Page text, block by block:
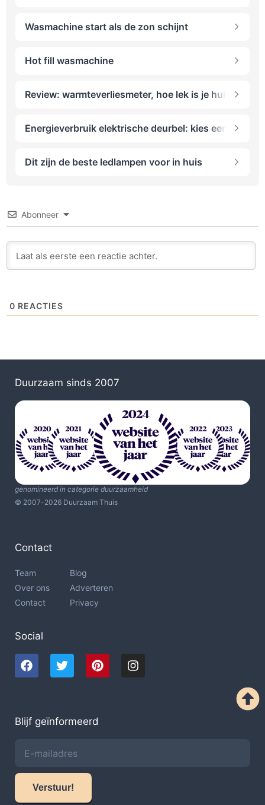
Wasmachine start als de zon schijnt
Hot fill wasmachine
Review: warmteverliesmeter, hoe lek is je huis?
Energieverbruik elektrische deurbel: kies een
Dit zijn de beste ledlampen voor in huis
Abonneer
0 REACTIES
Duurzaam sinds 2007
genomineerd in categorie duurzaamheid
© 2007-2026 Duurzaam Thuis
Contact
Team
Over ons
Contact
Blog
Adverteren
Privacy
Social
Blijf geïnformeerd
Verstuur!